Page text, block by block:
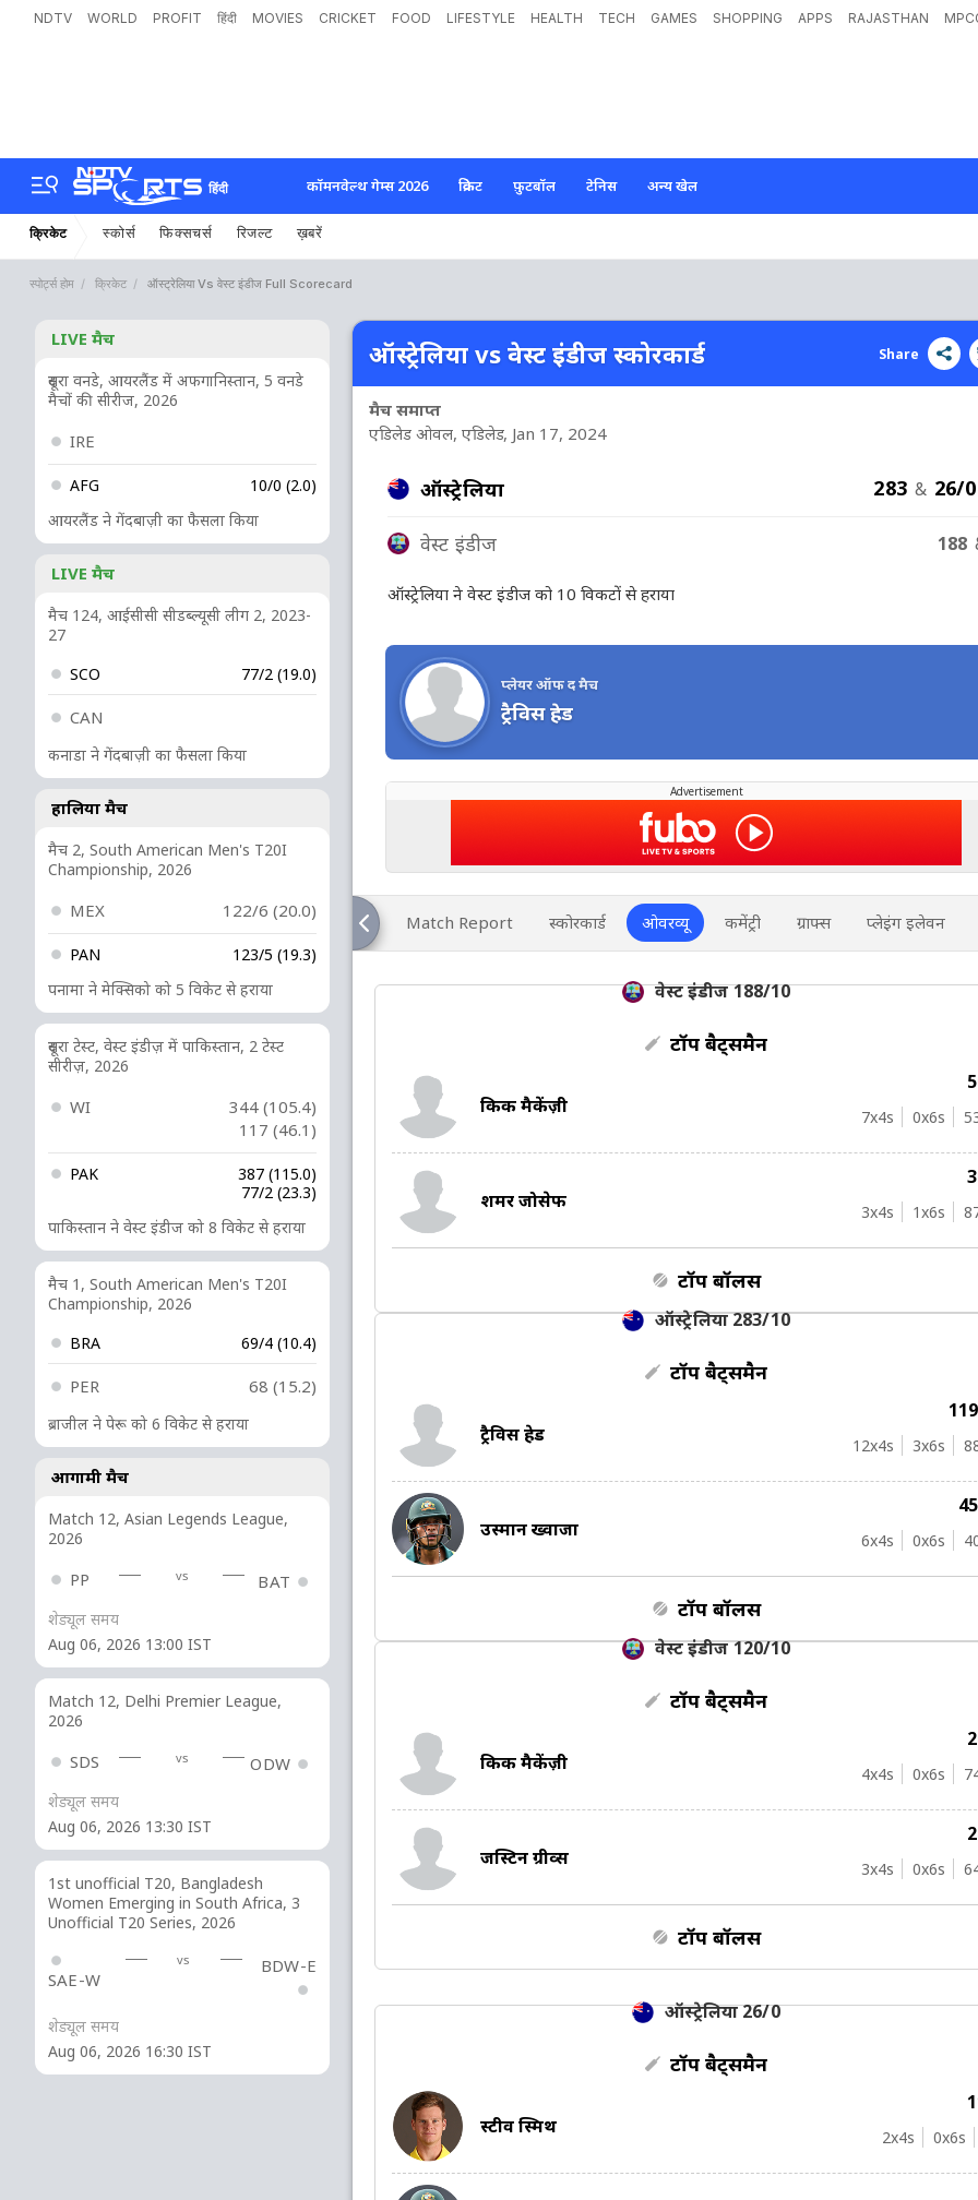
NDTV WORLD PROFIT हिंदी MOVIES CRICKET FOOD LIFESTYLE HEALTH TECH GAMES SHOPPING APPS RAJASTHAN
हिंदी कॉमनवेल्थ गेम्स 2026 क्रिकेट फ़ुटबॉल टेनिस अन्य खेल
क्रिकेट स्कोर्स फिक्सचर्स रिजल्ट ख़बरें
स्पोर्ट्स होम क्रिकेट ऑस्ट्रेलिया Vs वेस्ट इंडीज Full Scorecard
LIVE मैच
दूसरा वनडे, आयरलैंड में अफगानिस्तान, 5 वनडे
मैचों की सीरीज, 2026
IRE
AFG
10/0 (2.0)
आयरलैंड ने गेंदबाज़ी का फैसला किया
LIVE मैच
मैच 124, आईसीसी सीडब्ल्यूसी लीग 2, 2023-
27
SCO
77/2 (19.0)
CAN
कनाडा ने गेंदबाज़ी का फैसला किया
हालिया मैच
मैच 2, South American Men's T20I
Championship, 2026
MEX 122/6 (20.0)
PAN
123/5 (19.3)
पनामा ने मेक्सिको को 5 विकेट से हराया
दूसरा टेस्ट, वेस्ट इंडीज़ में पाकिस्तान, 2 टेस्ट
सीरीज़, 2026
WI
344 (105.4)
117 (46.1)
PAK
387 (115.0)
77/2 (23.3)
पाकिस्तान ने वेस्ट इंडीज को 8 विकेट से हराया
मैच 1, South American Men's T20I
Championship, 2026
BRA
69/4 (10.4)
PER 68 (15.2)
ब्राजील ने पेरू को 6 विकेट से हराया
आगामी मैच
Match 12, Asian Legends League,
2026
PP vs BAT
शेड्यूल समय
Aug 06, 2026 13:00 IST
Match 12, Delhi Premier League,
2026
SDS vs ODW
शेड्यूल समय
Aug 06, 2026 13:30 IST
1st unofficial T20, Bangladesh
Women Emerging in South Africa, 3
Unofficial T20 Series, 2026
SAE-W
vs BDW-E
शेड्यूल समय
Aug 06, 2026 16:30 IST
ऑस्ट्रेलिया vs वेस्ट इंडीज स्कोरकार्ड Share
मैच समाप्त
एडिलेड ओवल, एडिलेड, Jan 17, 2024
ऑस्ट्रेलिया 283 & 26/
वेस्ट इंडीज 188
ऑस्ट्रेलिया ने वेस्ट इंडीज को 10 विकटों से हराया
प्लेयर ऑफ द मैच
ट्रैविस हेड
Advertisement
Match Report स्कोरकार्ड ओवरव्यू कमेंट्री ग्राफ्स प्लेइंग इलेवन
वेस्ट इंडीज 188/10
टॉप बैट्समैन
किर्क मैकेंज़ी
7x4s 0x6s
शमर जोसेफ
3x4s 1x6s
टॉप बॉलर्स
ऑस्ट्रेलिया 283/10
टॉप बैट्समैन
ट्रैविस हेड
119
12x4s 3x6s
उस्मान ख्वाजा
45
6x4s 0x6s
टॉप बॉलर्स
वेस्ट इंडीज 120/10
टॉप बैट्समैन
किर्क मैकेंज़ी
4x4s 0x6s
जस्टिन ग्रीव्स
3x4s 0x6s
टॉप बॉलर्स
ऑस्ट्रेलिया 26/0
टॉप बैट्समैन
स्टीव स्मिथ
2x4s 0x6s